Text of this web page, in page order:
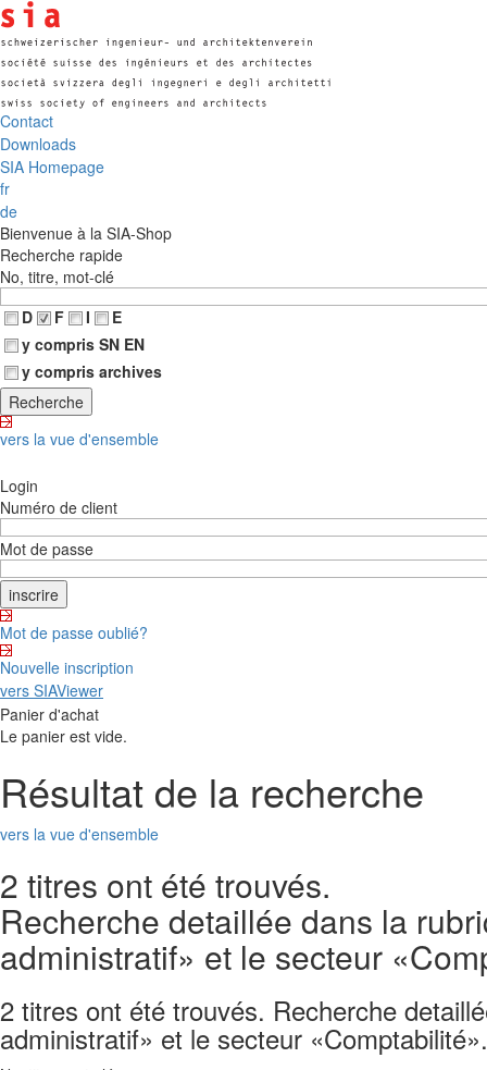
Contact
Downloads
SIA Homepage
fr
de
Bienvenue à la SIA-Shop
Recherche rapide
No, titre, mot-clé
D
F I
E
y compris SN EN
y compris archives
vers la vue d'ensemble
Login
Numéro de client
Mot de passe
Mot de passe oublié?
Nouvelle inscription
vers SIAViewer
Panier d'achat
Le panier est vide.
Résultat de la recherche
vers la vue d'ensemble
2 titres ont été trouvés.
Recherche detaillée dans la
administratif» et le secteur
2 titres ont été trouvés. Recherche
administratif» et le secteur «Comptabilité».